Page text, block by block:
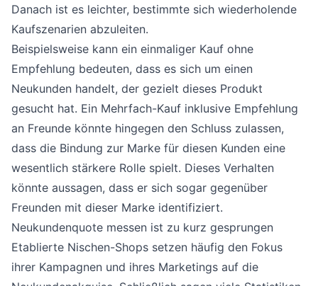
Danach ist es leichter, bestimmte sich wiederholende
Kaufszenarien abzuleiten.
Beispielsweise kann ein einmaliger Kauf ohne
Empfehlung bedeuten, dass es sich um einen
Neukunden handelt, der gezielt dieses Produkt
gesucht hat. Ein Mehrfach-Kauf inklusive Empfehlung
an Freunde könnte hingegen den Schluss zulassen,
dass die Bindung zur Marke für diesen Kunden eine
wesentlich stärkere Rolle spielt. Dieses Verhalten
könnte aussagen, dass er sich sogar gegenüber
Freunden mit dieser Marke identifiziert.
Neukundenquote messen ist zu kurz gesprungen
Etablierte Nischen-Shops setzen häufig den Fokus
ihrer Kampagnen und ihres Marketings auf die